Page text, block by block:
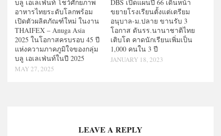
บลู เอเลเฟ่นท์ โชว์ศักยภาพ
อาหารไทยระดับโลกพร้อม
เปิดตัวผลิตภัณฑ์ใหม่ ในงาน
THAIFEX – Anuga Asia
2025 ในโอกาสครบรอบ 45 ปี
แห่งความภาคภูมิใจของกลุ่ม
บลู เอเลเฟ่นท์ในปี 2025
MAY 27, 2025
DBS เปิดแผนปี 66 เดินหน้า
ขยายโรงเรียนตั้งแต่เตรียม
อนุบาล-ม.ปลาย ขานรับ 3
โอกาส ดันรร.นานาชาติไทย
เติบโต คาดนักเรียนเพิ่มเป็น
1,000 คนใน 3 ปี
JANUARY 18, 2023
LEAVE A REPLY